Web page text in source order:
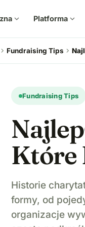
expand_more Platforma expand_more
chevron_right Fundraising Tips chevron_right
Fundraising Tips
Które
Historie
formy, od
organizacje